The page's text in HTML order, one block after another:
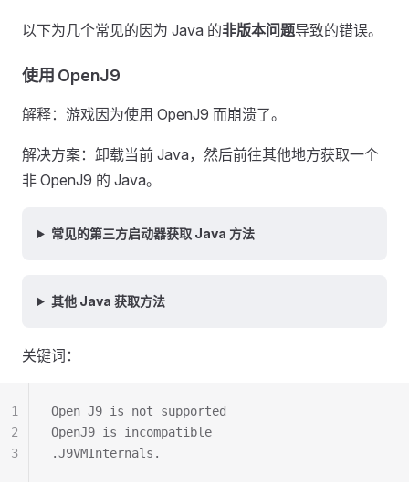
以下为几个常见的因为 Java 的非版本问题导致的错误。
使用 OpenJ9
解释：游戏因为使用 OpenJ9 而崩溃了。
解决方案：卸载当前 Java，然后前往其他地方获取一个
非 OpenJ9 的 Java。
常见的第三方启动器获取 Java 方法
其他 Java 获取方法
关键词：
Open J9 is not supported
OpenJ9 is incompatible
.J9VMInternals.
1
2
3